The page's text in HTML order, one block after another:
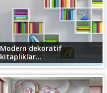
Modern dekoratif
kitaplıklar...